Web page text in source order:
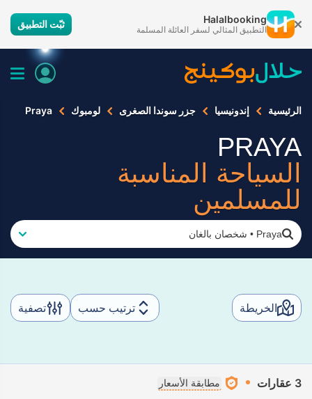
Halalbooking
التطبيق المثالي لسفر العائلة المسلمة ثبّت التطبيق
الرئيسية إندونيسيا جزر سوندا الصغرى لومبوك Praya
PRAYA
السياحة المناسبة
للمسلمين
Praya
• شخصان بالغان
الخريطة ترتيب حسب تصفية
3 عقارات مطابقة الأسعار